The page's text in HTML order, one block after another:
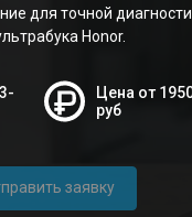
для точной
Honor.
Цена от
руб
заявку